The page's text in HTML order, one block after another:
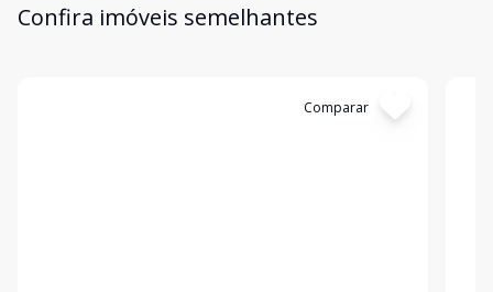
Confira imóveis semelhantes
Comparar